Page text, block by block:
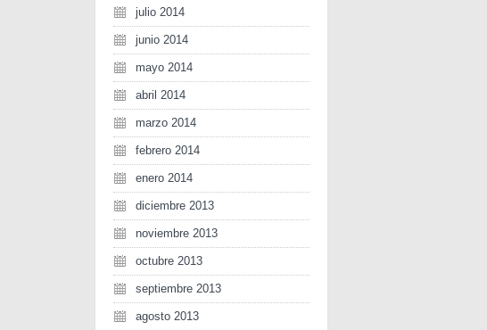
julio 2014
junio 2014
mayo 2014
abril 2014
marzo 2014
febrero 2014
enero 2014
diciembre 2013
noviembre 2013
octubre 2013
septiembre 2013
agosto 2013